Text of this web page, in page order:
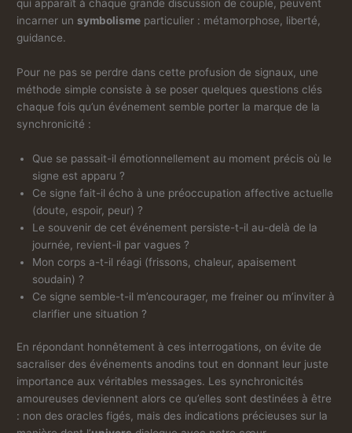
qui apparaît à chaque grande discussion de couple, peuvent
incarner unsymbolisme particulier : métamorphose, liberté,
guidance.
Pour ne pas se perdre dans cette profusion de signaux, une
méthode simple consiste à se poser quelques questions clés
chaque fois qu’un événement semble porter la marque de la
synchronicité :
Que se passait-il émotionnellement au moment précis où le
signe est apparu ?
Ce signe fait-il écho à une préoccupation affective actuelle
(doute, espoir, peur) ?
Le souvenir de cet événement persiste-t-il au-delà de la
journée, revient-il par vagues ?
Mon corps a-t-il réagi (frissons, chaleur, apaisement
soudain) ?
Ce signe semble-t-il m’encourager, me freiner ou m’inviter à
clarifier une situation ?
En répondant honnêtement à ces interrogations, on évite de
sacraliser des événements anodins tout en donnant leur juste
importance aux véritables messages. Les synchronicités
amoureuses deviennent alors ce qu’elles sont destinées à être
: non des oracles figés, mais des indications précieuses sur la